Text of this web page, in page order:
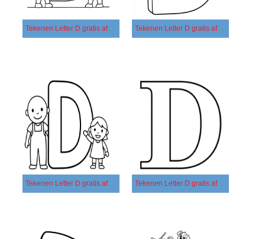
Tekenen Letter D gratis afdrukbaar basis Tekenen Letter D gratis afdrukbaar eenvoudig
Tekenen Letter D gratis afdrukbaar simpel Tekenen Letter D gratis afdrukbaar